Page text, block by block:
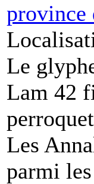
province
Le
Lam 42
Les
parmi